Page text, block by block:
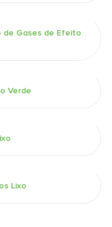
de Gases de Efeito
Verde
Lixo